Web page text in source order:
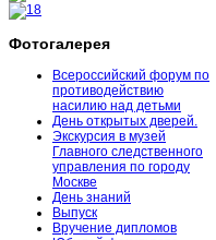
Фотогалерея
Всероссийский форум по
противодействию
насилию над детьми
День открытых дверей.
Экскурсия в музей
Главного следственного
управления по городу
Москве
День знаний
Выпуск
Вручение дипломов